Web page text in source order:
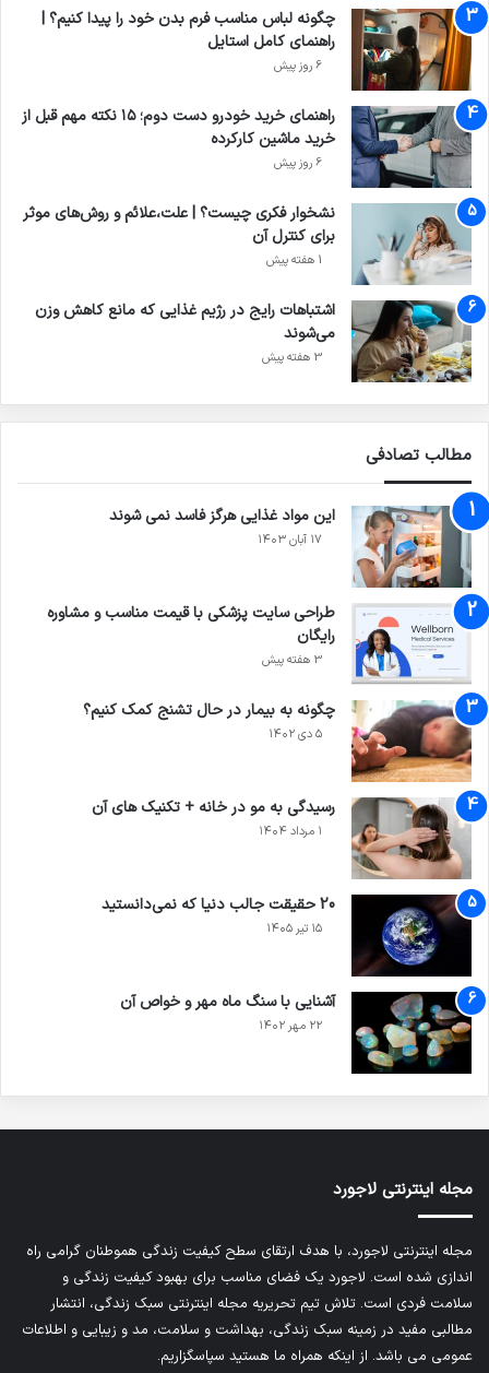
چگونه لباس مناسب فرم بدن خود را پیدا کنیم؟ |
راهنمای کامل استایل
6 روز پیش
راهنمای خرید خودرو دست دوم؛ ۱۵ نکته مهم قبل از
خرید ماشین کارکرده
6 روز پیش
نشخوار فکری چیست؟ | علت،علائم و روش‌های موثر
برای کنترل آن
1 هفته پیش
اشتباهات رایج در رژیم غذایی که مانع کاهش وزن
می‌شوند
3 هفته پیش
مطالب تصادفی
این مواد غذایی هرگز فاسد نمی شوند
۱۷ آبان ۱۴۰۳
طراحی سایت پزشکی با قیمت مناسب و مشاوره
رایگان
3 هفته پیش
چگونه به بیمار در حال تشنج کمک کنیم؟
۵ دی ۱۴۰۲
رسیدگی به مو در خانه + تکنیک های آن
۱ مرداد ۱۴۰۴
20 حقیقت جالب دنیا که نمی‌دانستید
۱۵ تیر ۱۴۰۵
آشنایی با سنگ ماه مهر و خواص آن
۲۲ مهر ۱۴۰۲
مجله اینترنتی لاجورد
مجله اینترنتی لاجورد، با هدف ارتقای سطح کیفیت زندگی هموطنان گرامی راه
اندازی شده است. لاجورد یک فضای مناسب برای بهبود کیفیت زندگی و
سلامت فردی است. تلاش تیم تحریریه مجله اینترنتی سبک زندگی، انتشار
مطالبی مفید در زمینه سبک زندگی، بهداشت و سلامت، مد و زیبایی و اطلاعات
عمومی می باشد. از اینکه همراه ما هستید سپاسگزاریم.